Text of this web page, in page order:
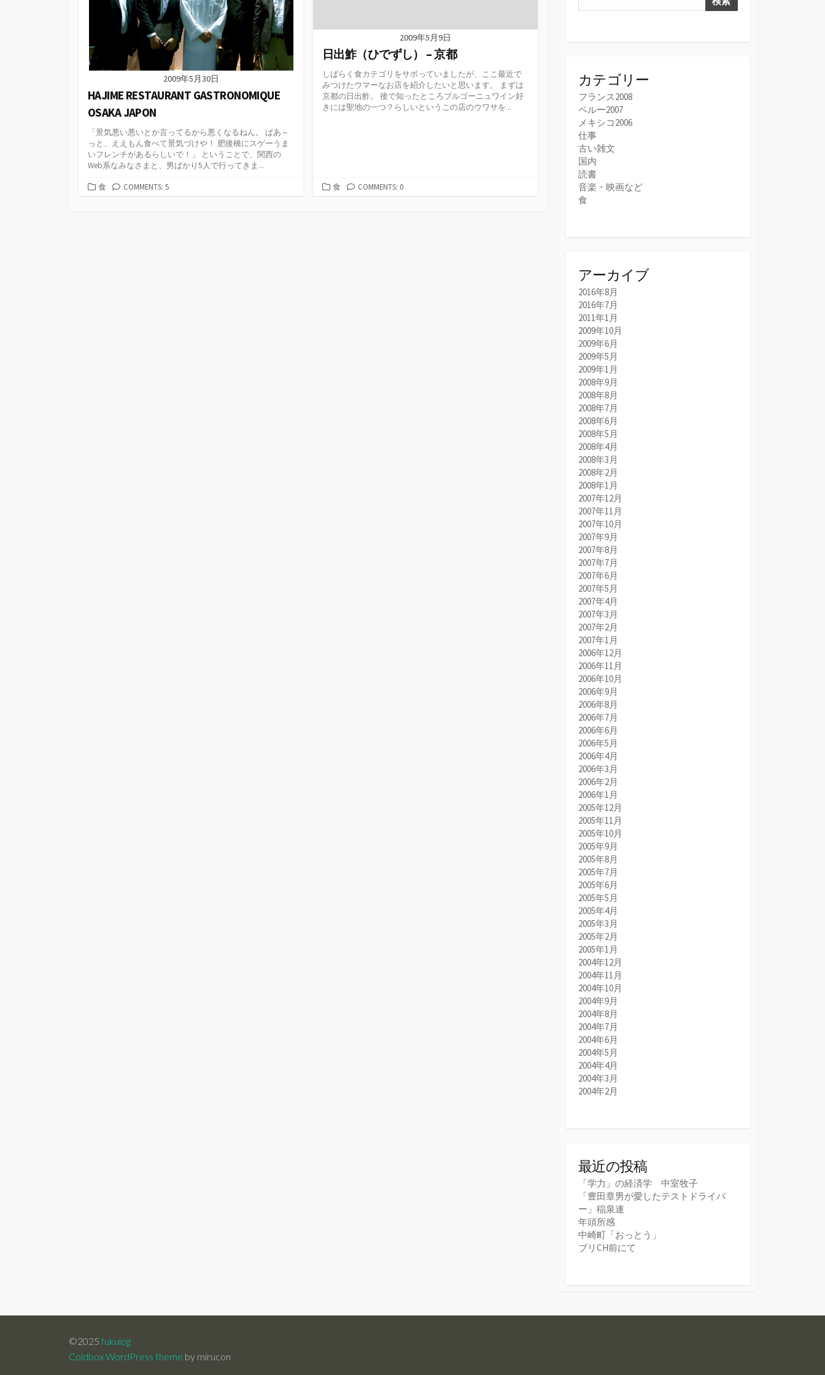
2009年5月30日
HAJIME RESTAURANT GASTRONOMIQUE
OSAKA JAPON
「景気悪い悪いとか言ってるから悪くなるねん。 ぱあ～
っと、ええもん食べて景気づけや！ 肥後橋にスゲーうま
いフレンチがあるらしいで！」 ということで、関西の
Web系なみなさまと、男ばかり5人で行ってきま...
カ食 COMMENTS: 5
2009年5月9日
日出鮓（ひでずし） – 京都
しばらく食カテゴリをサボっていましたが、ここ最近で
みつけたウマーなお店を紹介したいと思います。 まずは
京都の日出鮓。 後で知ったところブルゴーニュワイン好
きには聖地の一つ？らしいというこの店のウワサを...
カ食 COMMENTS: 0
カテゴリー
フランス2008
ペルー2007
メキシコ2006
仕事
古い雑文
国内
読書
音楽・映画など
食
アーカイブ
2016年8月
2016年7月
2011年1月
2009年10月
2009年6月
2009年5月
2009年1月
2008年9月
2008年8月
2008年7月
2008年6月
2008年5月
2008年4月
2008年3月
2008年2月
2008年1月
2007年12月
2007年11月
2007年10月
2007年9月
2007年8月
2007年7月
2007年6月
2007年5月
2007年4月
2007年3月
2007年2月
2007年1月
2006年12月
2006年11月
2006年10月
2006年9月
2006年8月
2006年7月
2006年6月
2006年5月
2006年4月
2006年3月
2006年2月
2006年1月
2005年12月
2005年11月
2005年10月
2005年9月
2005年8月
2005年7月
2005年6月
2005年5月
2005年4月
2005年3月
2005年2月
2005年1月
2004年12月
2004年11月
2004年10月
2004年9月
2004年8月
2004年7月
2004年6月
2004年5月
2004年4月
2004年3月
2004年2月
最近の投稿
「学力」の経済学 中室牧子
「豊田章男が愛したテストドライバ
ー」稲泉連
年頭所感
中崎町「おっとう」
ブリCH前にて
©2025 fukulog
Coldbox WordPress theme by mirucon